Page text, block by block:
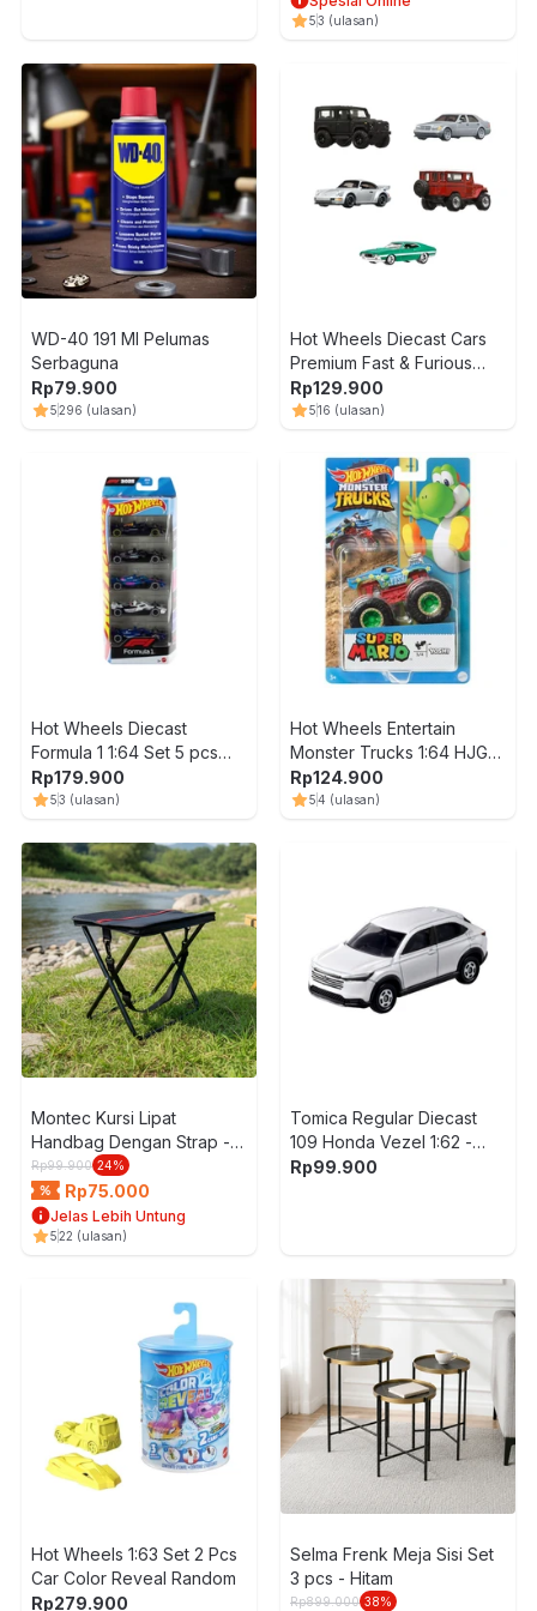
53 (ulasan)
WD-40 191 Ml Pelumas
Serbaguna
Rp79.900
5296 (ulasan)
Hot Wheels Diecast Cars
Premium Fast & Furious
1:64 Random
Rp129.900
516 (ulasan)
Hot Wheels Diecast
Formula 1 1:64 Set 5 pcs
Random
Rp179.900
53 (ulasan)
Hot Wheels Entertain
Monster Trucks 1:64 HJG41
Random
Rp124.900
54 (ulasan)
Montec Kursi Lipat
Handbag Dengan Strap -
Hitam
Rp99.900 24%
Rp75.000
Jelas Lebih Untung
522 (ulasan)
Tomica Regular Diecast
109 Honda Vezel 1:62 -
Putih
Rp99.900
Hot Wheels 1:63 Set 2 Pcs
Car Color Reveal Random
Rp279.900
Selma Frenk Meja Sisi Set
3 pcs - Hitam
Rp899.000 38%